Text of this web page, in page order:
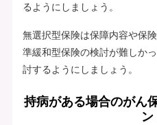
るようにしましょう。
無選択型保険は保障内容や保
準緩和型保険の検討が難しか
討するようにしましょう。
持病がある場合のがん
ン